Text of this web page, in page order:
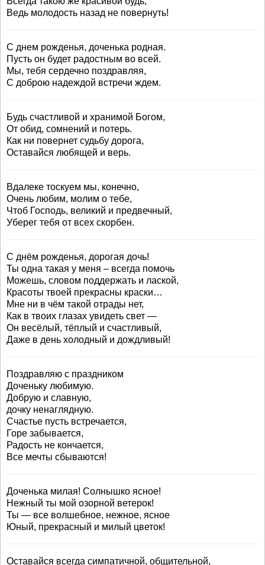
Ведь молодость назад не повернуть!
С днем рожденья, доченька родная.
Пусть он будет радостным во всей.
Мы, тебя сердечно поздравляя,
С доброю надеждой встречи ждем.
Будь счастливой и хранимой Богом,
От обид, сомнений и потерь.
Как ни повернет судьбу дорога,
Оставайся любящей и верь.
Вдалеке тоскуем мы, конечно,
Очень любим, молим о тебе,
Чтоб Господь, великий и предвечный,
Уберег тебя от всех скорбен.
С днём рожденья, дорогая дочь!
Ты одна такая у меня – всегда помочь
Можешь, словом поддержать и лаской,
Красоты твоей прекрасны краски…
Мне ни в чём такой отрады нет,
Как в твоих глазах увидеть свет —
Он весёлый, тёплый и счастливый,
Даже в день холодный и дождливый!
Поздравляю с праздником
Доченьку любимую.
Добрую и славную,
дочку ненаглядную.
Счастье пусть встречается,
Горе забывается,
Радость не кончается,
Все мечты сбываются!
Доченька милая! Солнышко ясное!
Нежный ты мой озорной ветерок!
Ты — все волшебное, нежное, ясное
Юный, прекрасный и милый цветок!
Оставайся всегда симпатичной, общительной,